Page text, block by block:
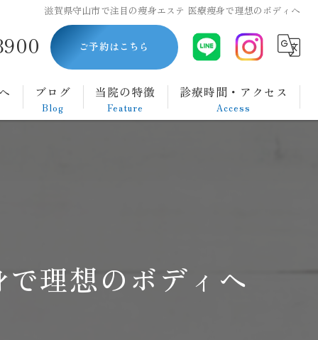
滋賀県守山市で注目の痩身エステ 医療痩身で理想のボディへ
ご予約はこちら
ブログ
Blog
当院の特徴
Feature
腹痛
診療時間・アクセス
Access
理想のボディへ